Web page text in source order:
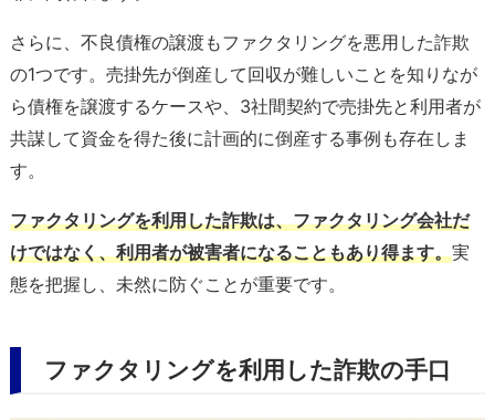
さらに、不良債権の譲渡もファクタリングを悪用した詐欺
の1つです。売掛先が倒産して回収が難しいことを知りなが
ら債権を譲渡するケースや、3社間契約で売掛先と利用者が
共謀して資金を得た後に計画的に倒産する事例も存在しま
す。
ファクタリングを利用した詐欺は、ファクタリング会社だ
けではなく、利用者が被害者になることもあり得ます。実
態を把握し、未然に防ぐことが重要です。
ファクタリングを利用した詐欺の手口